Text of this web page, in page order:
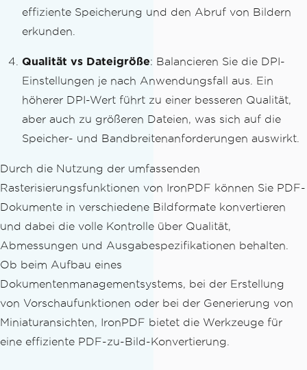
effiziente Speicherung und den Abruf von Bildern
erkunden.
Qualität vs Dateigröße: Balancieren Sie die DPI-
Einstellungen je nach Anwendungsfall aus. Ein
höherer DPI-Wert führt zu einer besseren Qualität,
aber auch zu größeren Dateien, was sich auf die
Speicher- und Bandbreitenanforderungen auswirkt.
Durch die Nutzung der umfassenden
Rasterisierungsfunktionen von IronPDF können Sie PDF-
Dokumente in verschiedene Bildformate konvertieren
und dabei die volle Kontrolle über Qualität,
Abmessungen und Ausgabespezifikationen behalten.
Ob beim Aufbau eines
Dokumentenmanagementsystems, bei der Erstellung
von Vorschaufunktionen oder bei der Generierung von
Miniaturansichten, IronPDF bietet die Werkzeuge für
eine effiziente PDF-zu-Bild-Konvertierung.